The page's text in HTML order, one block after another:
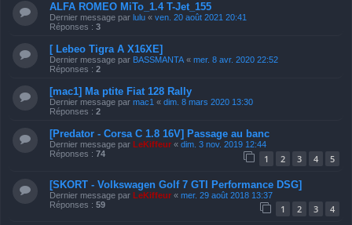
ALFA ROMEO MiTo_1.4 T-Jet_155
Dernier message par lulu « ven. 20 août 2021 20:41
Réponses : 3
[ Lebeo Tigra A X16XE]
Dernier message par BASSMANTA « mer. 8 avr. 2020 22:52
Réponses : 2
[mac1] Ma ptite Fiat 128 Rally
Dernier message par mac1 « dim. 8 mars 2020 13:30
Réponses : 2
[Predator - Corsa C 1.8 16V] Passage au banc
Dernier message par LeKiffeur « dim. 3 nov. 2019 12:44
Réponses : 74 1 2 3 4 5
[SKORT - Volkswagen Golf 7 GTI Performance DSG]
Dernier message par LeKiffeur « mer. 29 août 2018 13:37
Réponses : 59 1 2 3 4